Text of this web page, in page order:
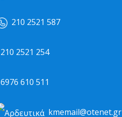
210 2521 587
210 2521 254
6976 610 511
kmemail@otenet.gr